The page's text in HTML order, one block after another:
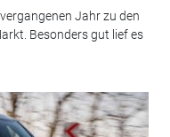
Jahr zu den
Besonders gut lief es